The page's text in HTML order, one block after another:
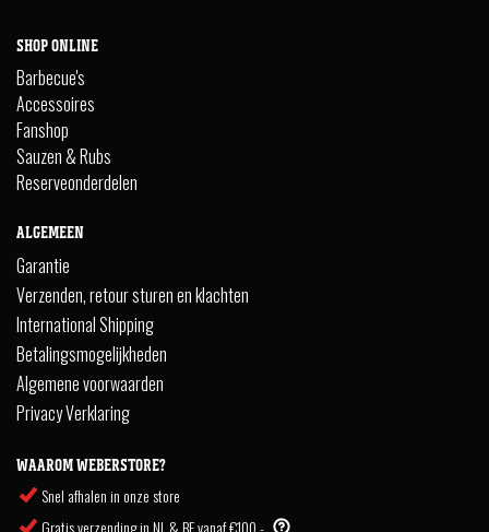
SHOP ONLINE
Barbecue's
Accessoires
Fanshop
Sauzen & Rubs
Reserveonderdelen
ALGEMEEN
Garantie
Verzenden, retour sturen en klachten
International Shipping
Betalingsmogelijkheden
Algemene voorwaarden
Privacy Verklaring
WAAROM WEBERSTORE?
Snel afhalen in onze store
Gratis verzending in NL & BE vanaf €100,-